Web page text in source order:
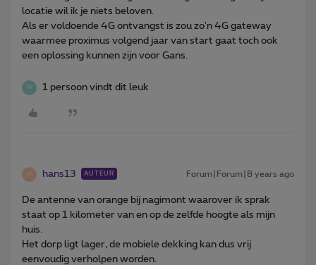
locatie wil ik je niets beloven.
Als er voldoende 4G ontvangst is zou zo'n 4G gateway
waarmee proximus volgend jaar van start gaat toch ook
een oplossing kunnen zijn voor Gans.
W 1 persoon vindt dit leuk
H hans13 AUTEUR Forum|Forum|8 years ago
De antenne van orange bij nagimont waarover ik sprak
staat op 1 kilometer van en op de zelfde hoogte als mijn
huis.
Het dorp ligt lager, de mobiele dekking kan dus vrij
eenvoudig verholpen worden.